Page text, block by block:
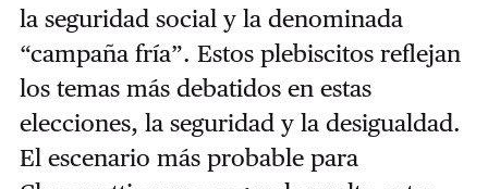
la seguridad social y la denominada
“campaña fría”. Estos plebiscitos reflejan
los temas más debatidos en estas
elecciones, la seguridad y la desigualdad.
El escenario más probable para